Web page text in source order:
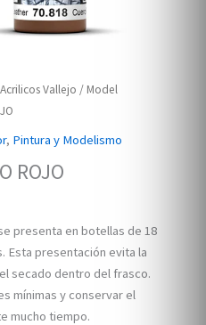
Acrilicos Vallejo / Model
, Pintura y Modelismo
ROJO
presenta en botellas de 18
Esta presentación evita la
secado dentro del frasco.
mínimas y conservar el
mucho tiempo.